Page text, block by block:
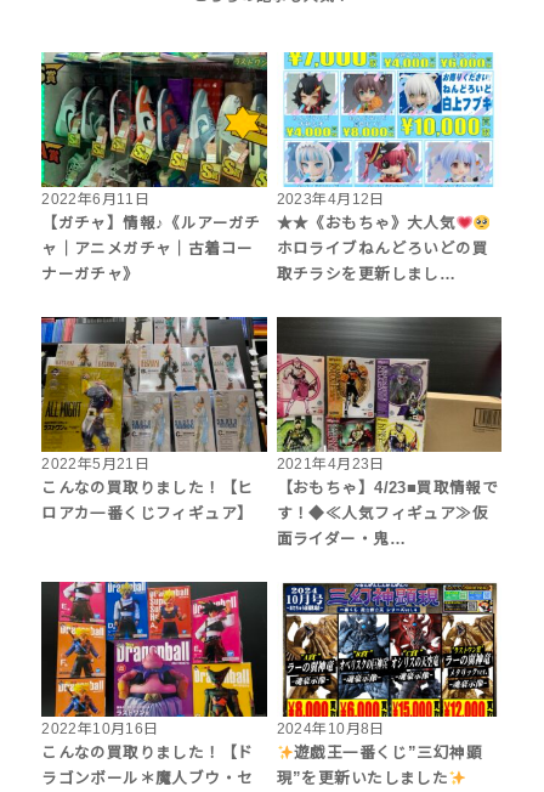
2022年6月11日
【ガチャ】情報♪《ルアーガチ
ャ｜アニメガチャ｜古着コー
ナーガチャ》
2023年4月12日
★★《おもちゃ》大人気
ホロライブねんどろいどの買
取チラシを更新しまし…
2022年5月21日
こんなの買取りました！【ヒ
ロアカ一番くじフィギュア】
2021年4月23日
【おもちゃ】4/23■買取情報で
す！◆≪人気フィギュア≫仮
面ライダー・鬼…
2022年10月16日
こんなの買取りました！【ド
ラゴンボール＊魔人ブウ・セ
2024年10月8日
遊戯王一番くじ”三幻神顕
現”を更新いたしました